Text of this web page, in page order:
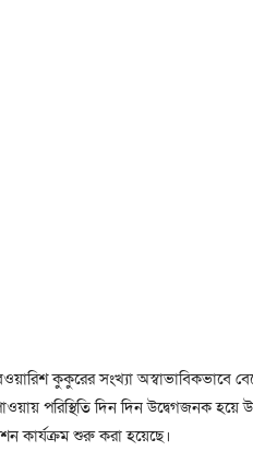
কুকুরের সংখ্যা অস্বাভাবিকভাবে
পরিস্থিতি দিন দিন উদ্বেগজনক হয়ে
কার্যক্রম শুরু করা হয়েছে।